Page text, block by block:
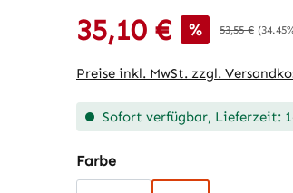
Verkaufspreis:
35,10 € % Regulärer
53,55 €
Preise inkl. MwSt. zzgl.
Sofort verfügbar, Lieferzeit:
Farbeauswählen